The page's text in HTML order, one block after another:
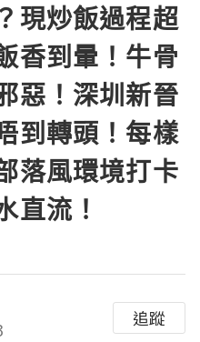
現炒飯過程超
香到暈！牛骨
惡！深圳新晉
到轉頭！每樣
落風環境打卡
直流！
追蹤